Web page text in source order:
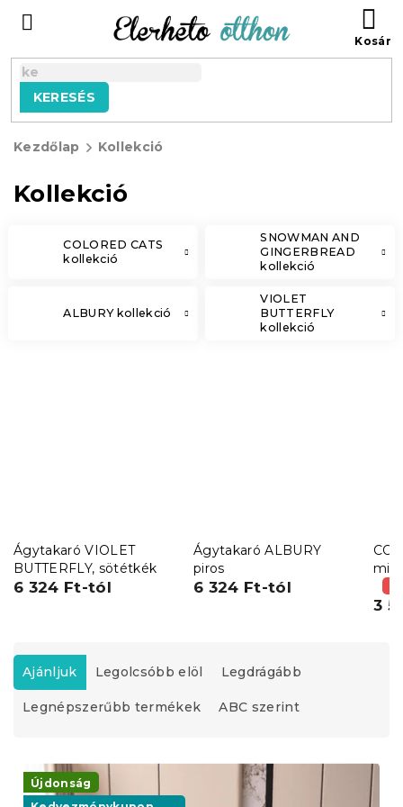
tartalomhoz
KERESÉS
Kezdőlap Kollekció
Kollekció
COLORED CATS
kollekció
SNOWMAN AND
GINGERBREAD
kollekció
ALBURY kollekció
VIOLET
BUTTERFLY
kollekció
Ágytakaró VIOLET
BUTTERFLY, sötétkék
6 324 Ft-tól
Ágytakaró ALBURY
piros
6 324 Ft-tól
3
T
e
r
m
e
k
Ajánljuk Legolcsóbb elöl Legdrágább
Legnépszerűbb termékek ABC szerint
Újdonság